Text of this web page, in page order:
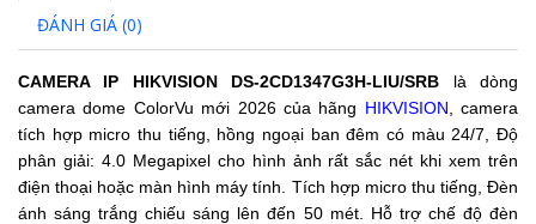
ĐÁNH GIÁ (0)
CAMERA IP HIKVISION DS-2CD1347G3H-LIU/SRB là dòng
camera dome ColorVu mới 2026 của hãng HIKVISION , camera
tích hợp micro thu tiếng, hồng ngoại ban đêm có màu 24/7, Độ
phân giải: 4.0 Megapixel cho hình ảnh rất sắc nét khi xem trên
điện thoại hoặc màn hình máy tính. Tích hợp micro thu tiếng, Đèn
ánh sáng trắng chiếu sáng lên đến 50 mét. Hỗ trợ chế độ đèn